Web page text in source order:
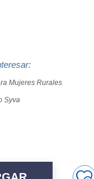
Mujeres Rurales
Syva